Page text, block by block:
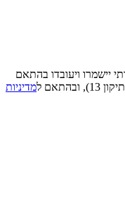
יישמרו ויעובדו בהתאם
מדיניות